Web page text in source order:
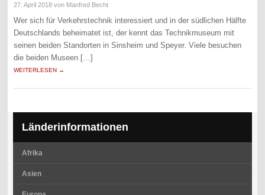
27. April 2018 von Manfred Becht
Wer sich für Verkehrstechnik interessiert und in der südlichen Hälfte
Deutschlands beheimatet ist, der kennt das Technikmuseum mit
seinen beiden Standorten in Sinsheim und Speyer. Viele besuchen
die beiden Museen […]
WEITERLESEN →
Länderinformationen
Afrika
Asien